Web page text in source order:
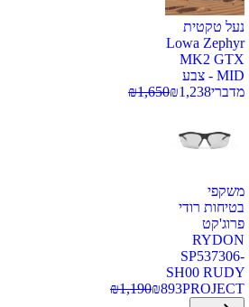
נעל טקטית
Lowa Zephyr
MK2 GTX
MID - צבע
מדברי
₪1,238
₪1,650
משקפי
בטיחות רודי
פרוג'קט
RYDON
SP537306-
SH00 RUDY
PROJECT
₪893
₪1,190